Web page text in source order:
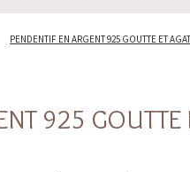
PENDENTIF EN ARGENT 925 GOUTTE ET
925 GOUTTE